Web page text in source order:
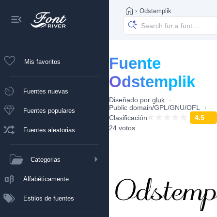
Mis favoritos
Fuentes nuevas
Fuentes populares
Fuentes aleatorias
Categorias
Alfabéticamente
Estilos de fuentes
› Odstemplik
Fuente
Odstemplik
Diseñado por gluk
Public domain/GPL/GNU/OFL
Clasificación
4.5
24 votos